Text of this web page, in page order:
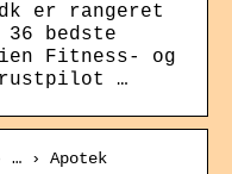
er rangeret
bedste
Fitness- og
…
› Apotek